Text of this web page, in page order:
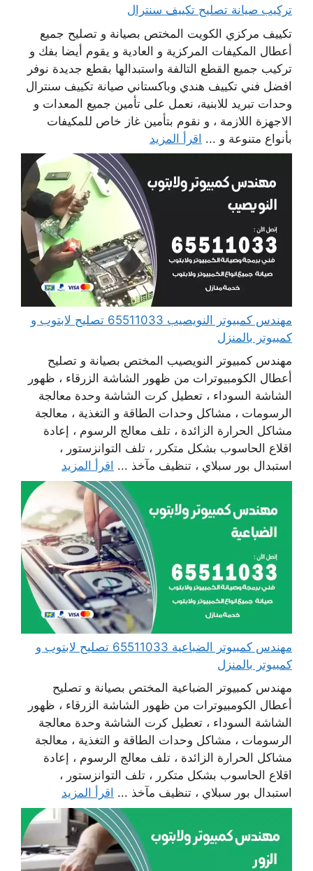
تركيب صيانة تصليح تكييف سنترال
تكييف مركزي الكويت المختص بصيانة و تصليح جميع
أعطال المكيفات المركزية و العادية و يقوم أيضا بفك و
تركيب جميع القطع التالفة واستبدالها بقطع جديدة نوفر
افضل فني تكييف هندي وباكستاني صيانة تكييف سنترال
وحدات تبريد للابنية، نعمل على تأمين جميع المعدات و
الاجهزة اللازمة ، و نقوم بتأمين غاز خاص للمكيفات
بأنواع متنوعة و ... اقرأ المزيد
مهندس كمبيوتر النويصيب 65511033 تصليح لابتوب و
كمبيوتر بالمنزل
مهندس كمبيوتر النويصيب المختص بصيانة و تصليح
أعطال الكومبيوترات من ظهور الشاشة الزرقاء ، ظهور
الشاشة السوداء ، تعطيل كرت الشاشة وحدة معالجة
الرسومات ، مشاكل وحدات الطاقة و التغذية ، معالجة
مشاكل الحرارة الزائدة ، تلف معالج الرسوم ، إعادة
اقلاع الحاسوب بشكل متكرر ، تلف التوانزستور ،
استبدال بور سبلاي ، تنظيف مآخذ ... اقرأ المزيد
مهندس كمبيوتر الضباعية 65511033 تصليح لابتوب و
كمبيوتر بالمنزل
مهندس كمبيوتر الضباعية المختص بصيانة و تصليح
أعطال الكومبيوترات من ظهور الشاشة الزرقاء ، ظهور
الشاشة السوداء ، تعطيل كرت الشاشة وحدة معالجة
الرسومات ، مشاكل وحدات الطاقة و التغذية ، معالجة
مشاكل الحرارة الزائدة ، تلف معالج الرسوم ، إعادة
اقلاع الحاسوب بشكل متكرر ، تلف التوانزستور ،
استبدال بور سبلاي ، تنظيف مآخذ ... اقرأ المزيد